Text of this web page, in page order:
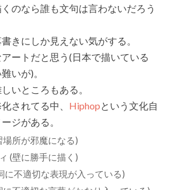
のなら誰も文句は言わないだろう
きにしか見えない気がする。
ートだと思う(日本で描いている
いが)。
いところもある。
されてる中、 Hiphopという文化自
ジがある。
場所が邪魔になる)
(壁に勝手に描く)
に不適切な表現が入っている)